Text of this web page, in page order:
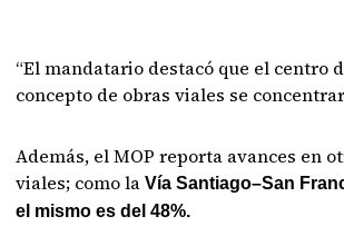
“El mandatario destacó que el centro
concepto de obras viales se
Además, el MOP reporta avances en
viales; como laVía Santiago–San
el mismo es del 48%.